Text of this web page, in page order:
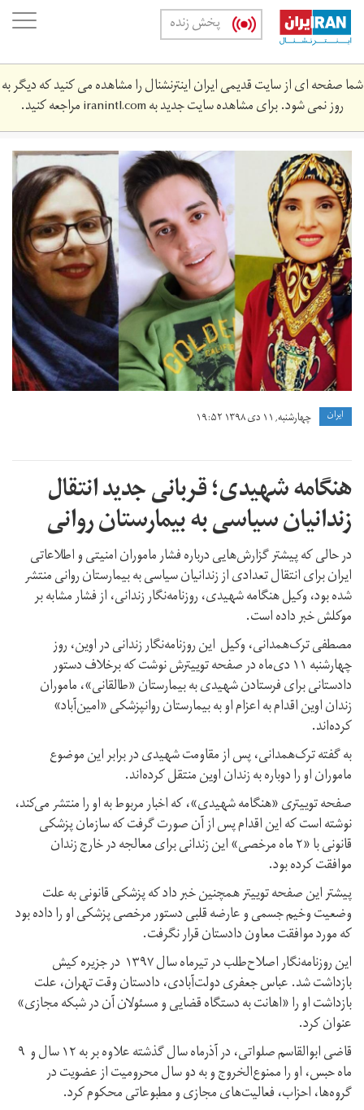
Skip
main
content
پخش زنده
شما صفحه ای از سایت قدیمی ایران اینترنشنال را مشاهده می کنید که دیگر به
روز نمی شود. برای مشاهده سایت جدید بهiranintl.comمراجعه کنید.
sh_zndny2.jpg
ايران چهارشنبه, ۱۱ دی ۱۳۹۸ ۱۹:۵۲
هنگامه شهیدی؛ قربانی جدید انتقال
زندانیان سیاسی به بیمارستان روانی
در حالی‌ که پیشتر گزارش‌هایی درباره فشار ماموران امنیتی و اطلاعاتی
ایران برای انتقال تعدادی از زندانیان سیاسی به بیمارستان روانی منتشر
شده بود،‌ وکیل هنگامه شهیدی، روزنامه‌نگار زندانی، از فشار مشابه بر
موکلش خبر داده است.
مصطفی ترک‌همدانی،‌ وکیل این روزنامه‌نگار زندانی در اوین، روز
چهارشنبه ۱۱ دی‌ماه در صفحه توییترش نوشت که برخلاف دستور
دادستانی برای فرستادن شهیدی به بیمارستان «طالقانی»، ماموران
زندان اوین اقدام به اعزام او به بیمارستان روانپزشکی «امین‌آباد»
کرده‌اند.
به گفته ترک‌همدانی، پس از مقاومت شهیدی در برابر این موضوع
ماموران او را دوباره به زندان اوین منتقل کرده‌اند.
صفحه توییتری «هنگامه شهیدی»،‌ که اخبار مربوط به او را منتشر می‌کند،‌
نوشته است که این اقدام پس از آن صورت گرفت که سازمان پزشکی
قانونی با «۲ ماه مرخصی» این زندانی برای معالجه در خارج زندان
موافقت کرده بود.
پیشتر این صفحه توییتر همچنین خبر داد که پزشکی قانونی به علت
وضعیت وخیم جسمی و عارضه قلبی دستور مرخصی پزشکی او را داده بود
که مورد موافقت معاون دادستان قرار نگرفت.
این روزنامه‌نگار اصلاح‌طلب در تیرماه سال ۱۳۹۷ در جزیره کیش
بازداشت شد. عباس جعفری دولت‌آبادی، دادستان وقت تهران، علت
بازداشت او را «اهانت به دستگاه قضایی و مسئولان آن در شبکه مجازی»
عنوان کرد.
قاضی ابوالقاسم صلواتی، در آذرماه سال گذشته علاوه بر به ۱۲ سال و ۹
ماه حبس، او را ممنوع‌الخروج و به دو سال محرومیت از عضویت در
گروه‌ها، احزاب، فعالیت‌های مجازی و مطبوعاتی محکوم کرد.